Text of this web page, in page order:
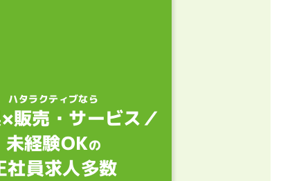
ハタラクティブなら
販売・サービス／
未経験OKの
社員求人多数